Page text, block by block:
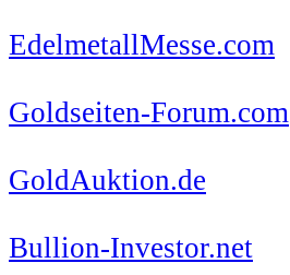
EdelmetallMesse.com
Goldseiten-Forum.com
GoldAuktion.de
Bullion-Investor.net